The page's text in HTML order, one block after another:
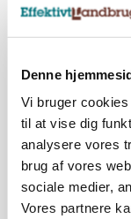
Denne
Vi bruger
til at vise dig
analysere vores
brug af vores
sociale medier,
Vores partnere
6392,
Leder til